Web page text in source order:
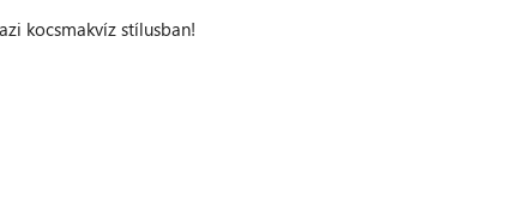
kocsmakvíz stílusban!